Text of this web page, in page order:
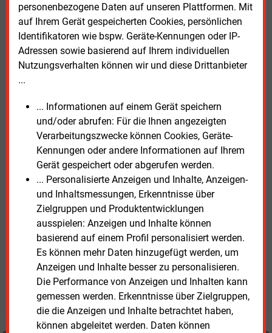
personenbezogene Daten auf unseren Plattformen. Mit
auf Ihrem Gerät gespeicherten Cookies, persönlichen
Identifikatoren wie bspw. Geräte-Kennungen oder IP-
Adressen sowie basierend auf Ihrem individuellen
Nutzungsverhalten können wir und diese Drittanbieter
...
... Informationen auf einem Gerät speichern
und/oder abrufen: Für die Ihnen angezeigten
Verarbeitungszwecke können Cookies, Geräte-
Kennungen oder andere Informationen auf Ihrem
Gerät gespeichert oder abgerufen werden.
... Personalisierte Anzeigen und Inhalte, Anzeigen-
und Inhaltsmessungen, Erkenntnisse über
Zielgruppen und Produktentwicklungen
ausspielen: Anzeigen und Inhalte können
basierend auf einem Profil personalisiert werden.
Es können mehr Daten hinzugefügt werden, um
Anzeigen und Inhalte besser zu personalisieren.
Die Performance von Anzeigen und Inhalten kann
gemessen werden. Erkenntnisse über Zielgruppen,
die die Anzeigen und Inhalte betrachtet haben,
können abgeleitet werden. Daten können
Mehrere Länder, darunter Bremen, Hamburg,
Mecklenburg-Vorpommern, Niedersachsen und das
Saarland, forderten darüber hinaus weitergehende
Übergewinnen in der Mineralölwirtschaft, eine
konsequente Anwendung des Wettbewerbs- und
Kartellrechts sowie eine Senkung der Stromsteuer auf
das europäische Mindestmaß.
Die Beschlüsse und Entschließungen des
Bundesrates werden jetzt an die Bundesregierung
übermittelt. Ob und in welcher Form die Regierung die
Vorschläge aufgreift, liegt in ihrem Ermessen.
Freitag, 8.05.2026, 15:25 Uhr
Susanne Harmsen